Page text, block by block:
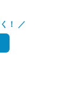
！ ／